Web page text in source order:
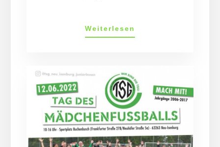
Weiterlesen
Ära